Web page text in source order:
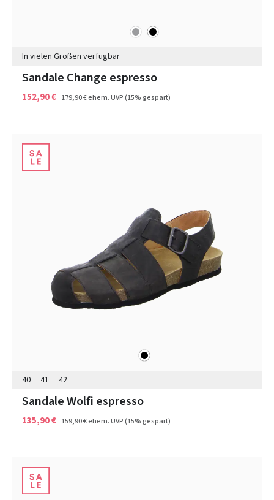
grau schwarz
In vielen Größen verfügbar
Sandale Change espresso
152,90 € 179,90 €ehem. UVP(15% gespart)
schwarz
40 41 42
Sandale Wolfi espresso
135,90 € 159,90 €ehem. UVP(15% gespart)